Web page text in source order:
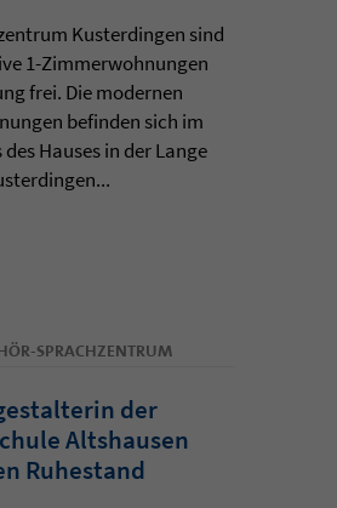
Kusterdingen sind
1-Zimmerwohnungen
frei. Die modernen
befinden sich im
Hauses in der Lange
SPRACHZENTRUM
der
Altshausen
Ruhestand